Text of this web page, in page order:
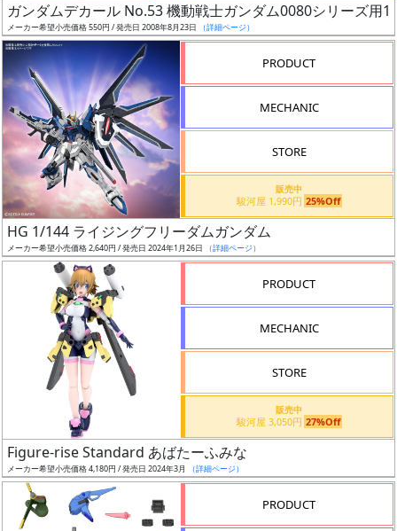
再
販
月
割
引
ガンダムデカール No.53 機動戦士ガンダム0080シリーズ用1
メーカー希望小売価格 550円 / 発売日 2008年8月23日 （詳細ページ）
PRODUCT
MECHANIC
STORE
販売中
駿河屋 1,990円 25%Off
HG 1/144 ライジングフリーダムガンダム
メーカー希望小売価格 2,640円 / 発売日 2024年1月26日 （詳細ページ）
PRODUCT
MECHANIC
STORE
販売中
駿河屋 3,050円 27%Off
Figure-rise Standard あばたーふみな
メーカー希望小売価格 4,180円 / 発売日 2024年3月 （詳細ページ）
PRODUCT